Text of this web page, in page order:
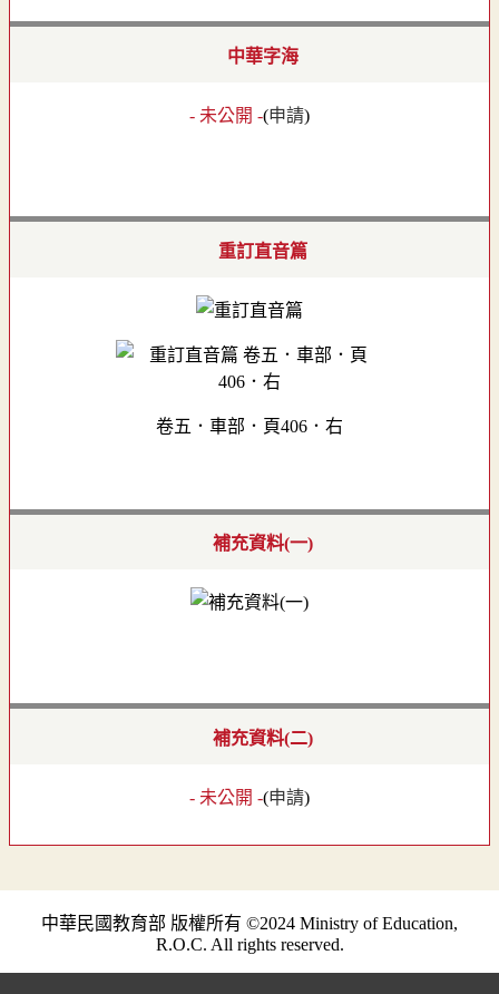
中華字海
- 未公開 -(申請)
重訂直音篇
卷五．車部．頁406．右
補充資料(一)
補充資料(二)
- 未公開 -(申請)
中華民國教育部 版權所有 ©2024 Ministry of Education,
R.O.C. All rights reserved.